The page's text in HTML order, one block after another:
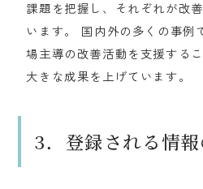
課題を把握し、それぞれが改
います。 国内外の多くの事例
場主導の改善活動を支援する
大きな成果を上げています。
3．登録される情